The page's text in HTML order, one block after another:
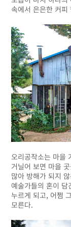
속에서 은은한 커피
오리공작소는 마을
거닐어 보면 마을
많아 방해가 되지
예술가들의 혼이
누르게 되고, 어쩜
모른다.